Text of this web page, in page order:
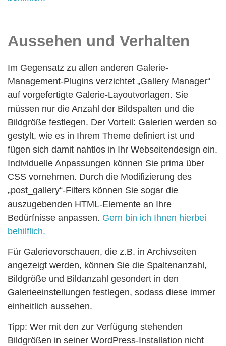
Aussehen und Verhalten
Im Gegensatz zu allen anderen Galerie-
Management-Plugins verzichtet „Gallery Manager“
auf vorgefertigte Galerie-Layoutvorlagen. Sie
müssen nur die Anzahl der Bildspalten und die
Bildgröße festlegen. Der Vorteil: Galerien werden so
gestylt, wie es in Ihrem Theme definiert ist und
fügen sich damit nahtlos in Ihr Webseitendesign ein.
Individuelle Anpassungen können Sie prima über
CSS vornehmen. Durch die Modifizierung des
„post_gallery“-Filters können Sie sogar die
auszugebenden HTML-Elemente an Ihre
Bedürfnisse anpassen. Gern bin ich Ihnen hierbei
behilflich.
Für Galerievorschauen, die z.B. in Archivseiten
angezeigt werden, können Sie die Spaltenanzahl,
Bildgröße und Bildanzahl gesondert in den
Galerieeinstellungen festlegen, sodass diese immer
einheitlich aussehen.
Tipp: Wer mit den zur Verfügung stehenden
Bildgrößen in seiner WordPress-Installation nicht